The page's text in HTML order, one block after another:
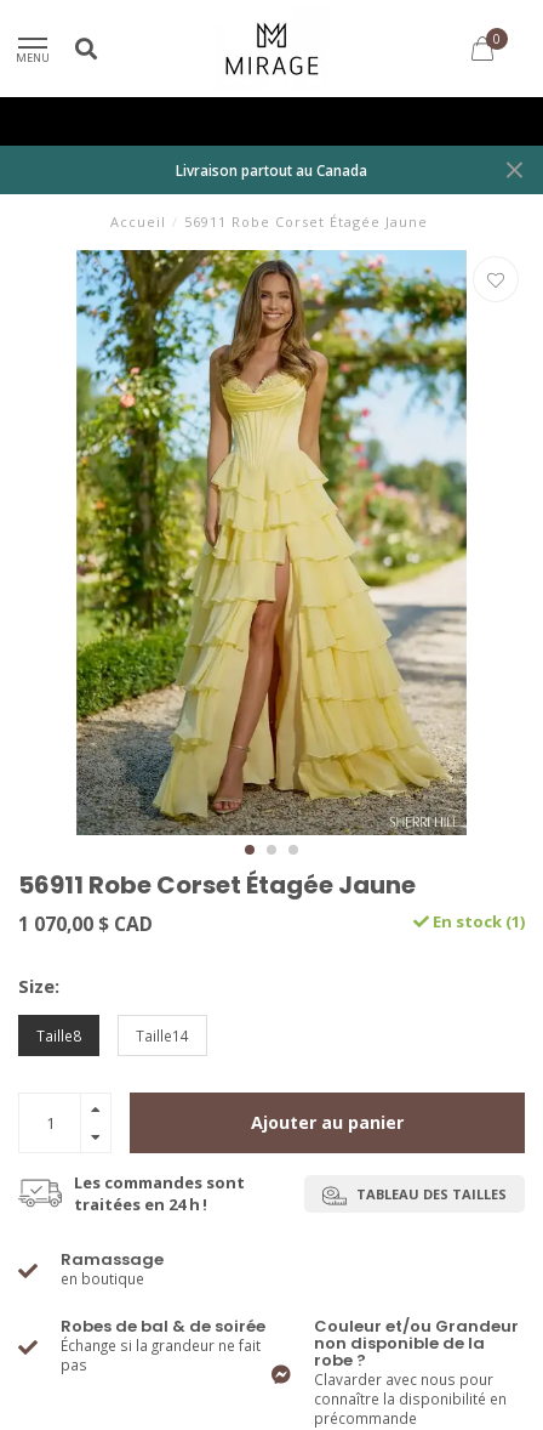
MENU
0
Livraison partout au Canada
Accueil / 56911 Robe Corset Étagée Jaune
56911 Robe Corset Étagée Jaune
1 070,00 $ CAD En stock (1)
Size:
Taille8 Taille14
Ajouter au panier
Les commandes sont
traitées en 24 h !
TABLEAU DES TAILLES
Ramassage
en boutique
Robes de bal & de soirée
Échange si la grandeur ne fait
pas
Couleur et/ou Grandeur
non disponible de la
robe ?
Clavarder avec nous pour
connaître la disponibilité en
précommande